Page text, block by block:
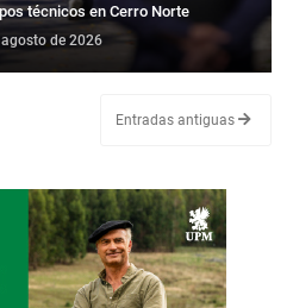
técnicos en Cerro Norte
de 2026
Entradas antiguas